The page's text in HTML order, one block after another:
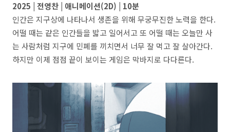
2025 | 전영찬 | 애니메이션(2D) | 10분
인간은 지구상에 나타나서 생존을 위해 무궁무진한 노력을 한다.
어떨 때는 같은 인간들을 밟고 일어서고 또 어떨 때는 오늘만 사
는 사람처럼 지구에 민폐를 끼치면서 너무 잘 먹고 잘 살아간다.
하지만 이제 점점 끝이 보이는 게임은 막바지로 다다른다.